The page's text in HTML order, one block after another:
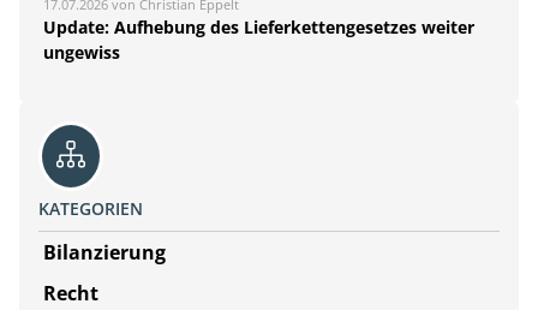
17.07.2026 von Christian Eppelt
Update: Aufhebung des Lieferkettengesetzes weiter
ungewiss
KATEGORIEN
Bilanzierung
Recht